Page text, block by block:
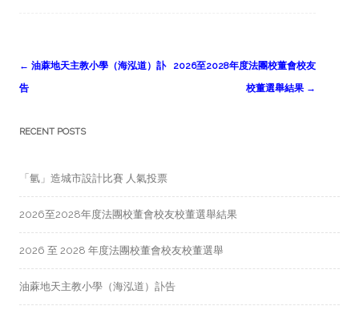
Post
navigation
← 油蔴地天主教小學（海泓道）訃
告
2026至2028年度法團校董會校友
校董選舉結果 →
RECENT POSTS
「氫」造城市設計比賽 人氣投票
2026至2028年度法團校董會校友校董選舉結果
2026 至 2028 年度法團校董會校友校董選舉
油蔴地天主教小學（海泓道）訃告